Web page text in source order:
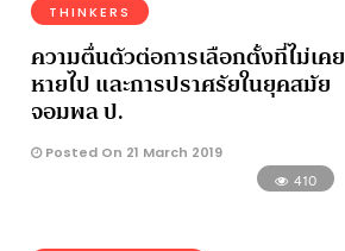
THINKERS
ความตื่นตัวต่อการเลือกตั้งที่ไม่เคย
หายไป และการปราศรัยในยุคสมัย
จอมพล ป.
Posted On 21 March 2019
410